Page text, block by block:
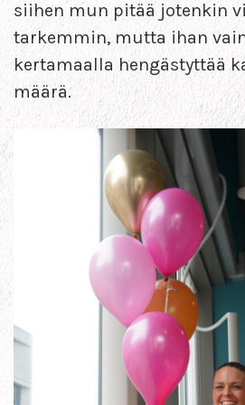
siihen mun pitää jotenkin
tarkemmin, mutta ihan
kertamaalla hengästyttää
määrä.